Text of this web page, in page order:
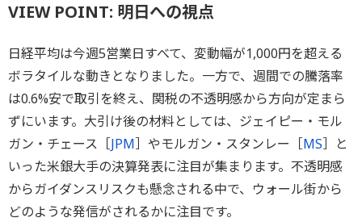
VIEW POINT: 明日への視点
日経平均は今週5営業日すべて、変動幅が1,000円を超える
ボラタイルな動きとなりました。一方で、週間での騰落率
は0.6%安で取引を終え、関税の不透明感から方向が定まら
ずにいます。大引け後の材料としては、ジェイピー・モル
ガン・チェース［JPM］やモルガン・スタンレー［MS］と
いった米銀大手の決算発表に注目が集まります。不透明感
からガイダンスリスクも懸念される中で、ウォール街から
どのような発信がされるかに注目です。